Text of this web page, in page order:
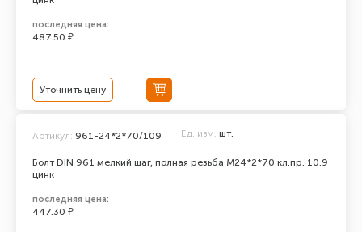
последняя цена:
487.50 ₽
Уточнить цену
Болт DIN 961 мелкий шаг, полная резьба M24*2*70 кл.пр. 10.9
цинк
Артикул: 961-24*2*70/109 Ед. изм. шт.
последняя цена:
447.30 ₽